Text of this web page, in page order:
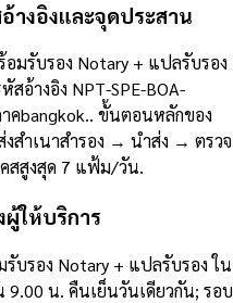
งอิงและจุดประสาน
อมรับรอง Notary + แปลรับรอง
อ้างอิง NPT-SPE-BOA-
bangkok.. ขั้นตอนหลักของ
สำเนาสำรอง → นำส่ง → ตรวจ
สสูงสุด 7 แฟ้ม/วัน.
ให้บริการ
บรอง Notary + แปลรับรอง ใน
น. คืนเย็นวันเดียวกัน; รอบ